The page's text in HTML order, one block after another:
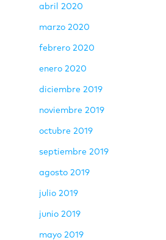
abril 2020
marzo 2020
febrero 2020
enero 2020
diciembre 2019
noviembre 2019
octubre 2019
septiembre 2019
agosto 2019
julio 2019
junio 2019
mayo 2019